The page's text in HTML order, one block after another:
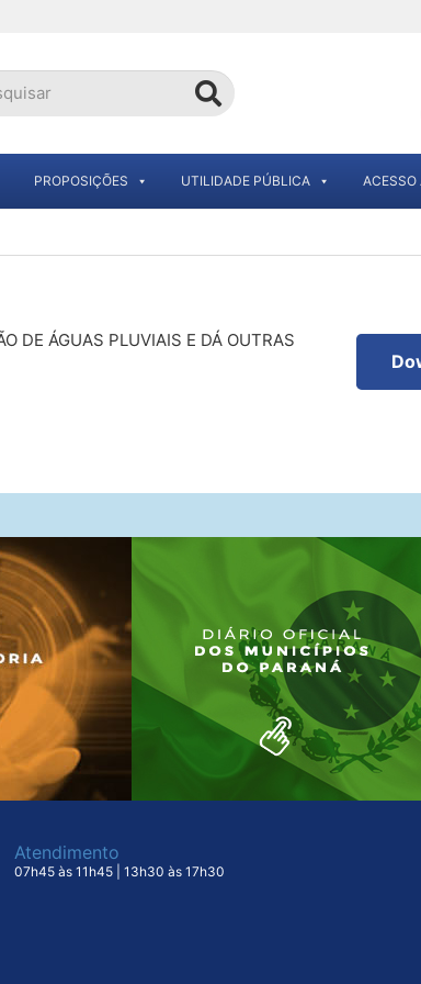
PROPOSIÇÕES UTILIDADE PÚBLICA ACESSO
DE ÁGUAS PLUVIAIS E DÁ OUTRAS
Atendimento
07h45 às 11h45 | 13h30 às 17h30